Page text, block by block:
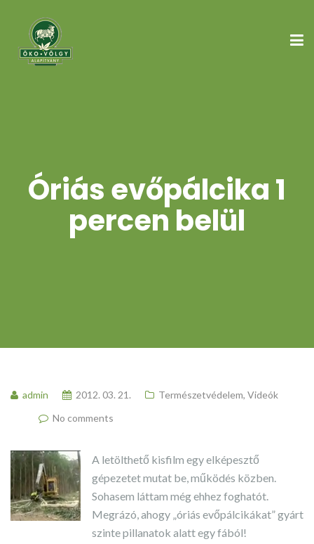
Óriás evőpálcika 1
percen belül
admin 2012. 03. 21. Természetvédelem, Videók
No comments
A letölthető kisfilm egy elképesztő
gépezetet mutat be, működés közben.
Sohasem láttam még ehhez foghatót.
Megrázó, ahogy „óriás evőpálcikákat” gyárt
szinte pillanatok alatt egy fából!